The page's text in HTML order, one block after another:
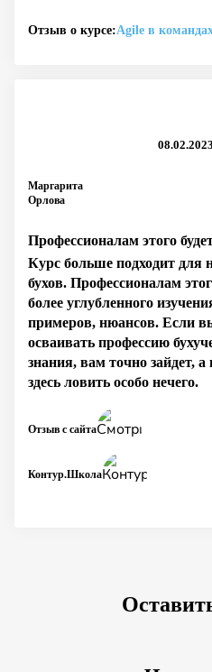
Отзыв о курсе:Agile в
Маргарита
Орлова
08.02.2023
Профессионалам этого
Курс больше подходит
бухов. Профессионалам
более углубленного
примеров, нюансов. Если
осваивать профессию
знания, вам точно зайдет,
здесь ловить особо нечего.
Контур.Школа
Отзыв с сайта